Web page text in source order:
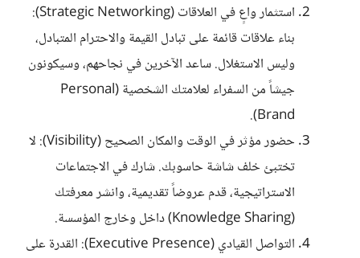
استثمار واعٍ في العلاقات (Strategic Networking):
بناء علاقات قائمة على تبادل القيمة والاحترام المتبادل،
وليس الاستغلال. ساعد الآخرين في نجاحهم، وسيكونون
جيشاً من السفراء لعلامتك الشخصية (Personal
Brand).
حضور مؤثر في الوقت والمكان الصحيح (Visibility): لا
تختبئ خلف شاشة حاسوبك. شارك في الاجتماعات
الاستراتيجية، قدم عروضاً تقديمية، وانشر معرفتك
(Knowledge Sharing) داخل وخارج المؤسسة.
التواصل القيادي (Executive Presence): القدرة على